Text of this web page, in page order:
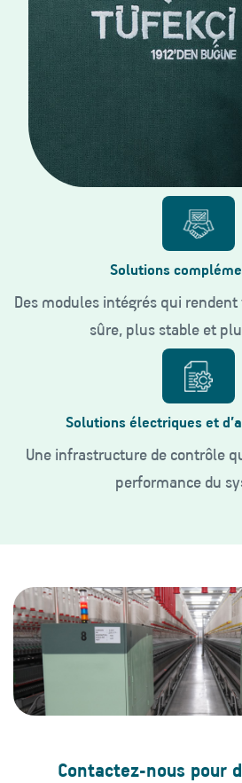
Solutions
Des modules intégrés qui
sûre, plus stable et
Solutions électriques et
Une infrastructure de contrôle
performance du
Contactez-nous pour